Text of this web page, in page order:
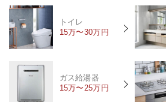
トイレ
15万〜30万円
ガス給湯器
15万〜25万円